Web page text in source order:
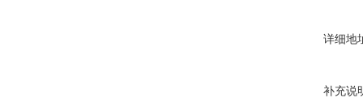
详细地
补充说